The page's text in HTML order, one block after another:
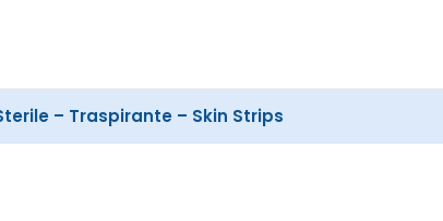
sito
– Traspirante – Skin Strips